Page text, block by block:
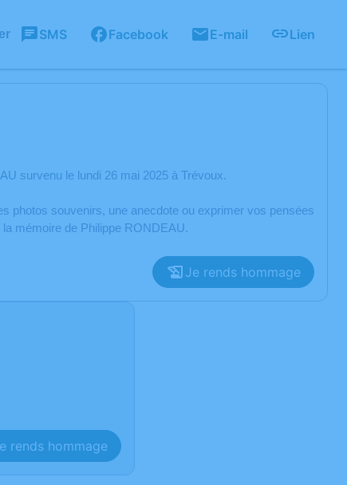
SMS Facebook E-mail Lien
survenu le lundi 26 mai 2025 à Trévoux.
photos souvenirs, une anecdote ou exprimer vos pensées
mémoire de Philippe RONDEAU.
Je rends hommage
rends hommage